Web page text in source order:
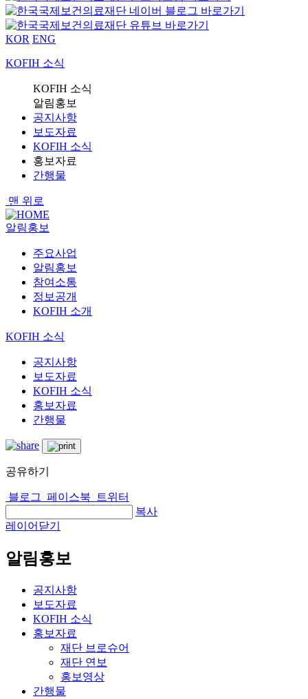
KOR ENG
KOFIH 소식
KOFIH 소식
알림홍보
공지사항
보도자료
KOFIH 소식
홍보자료
간행물
맨 위로
알림홍보
주요사업
알림홍보
참여소통
정보공개
KOFIH 소개
KOFIH 소식
공지사항
보도자료
KOFIH 소식
홍보자료
간행물
공유하기
블로그 페이스북
트위터
복사
레이어닫기
알림홍보
공지사항
보도자료
KOFIH 소식
홍보자료
재단 브로슈어
재단 연보
홍보영상
간행물